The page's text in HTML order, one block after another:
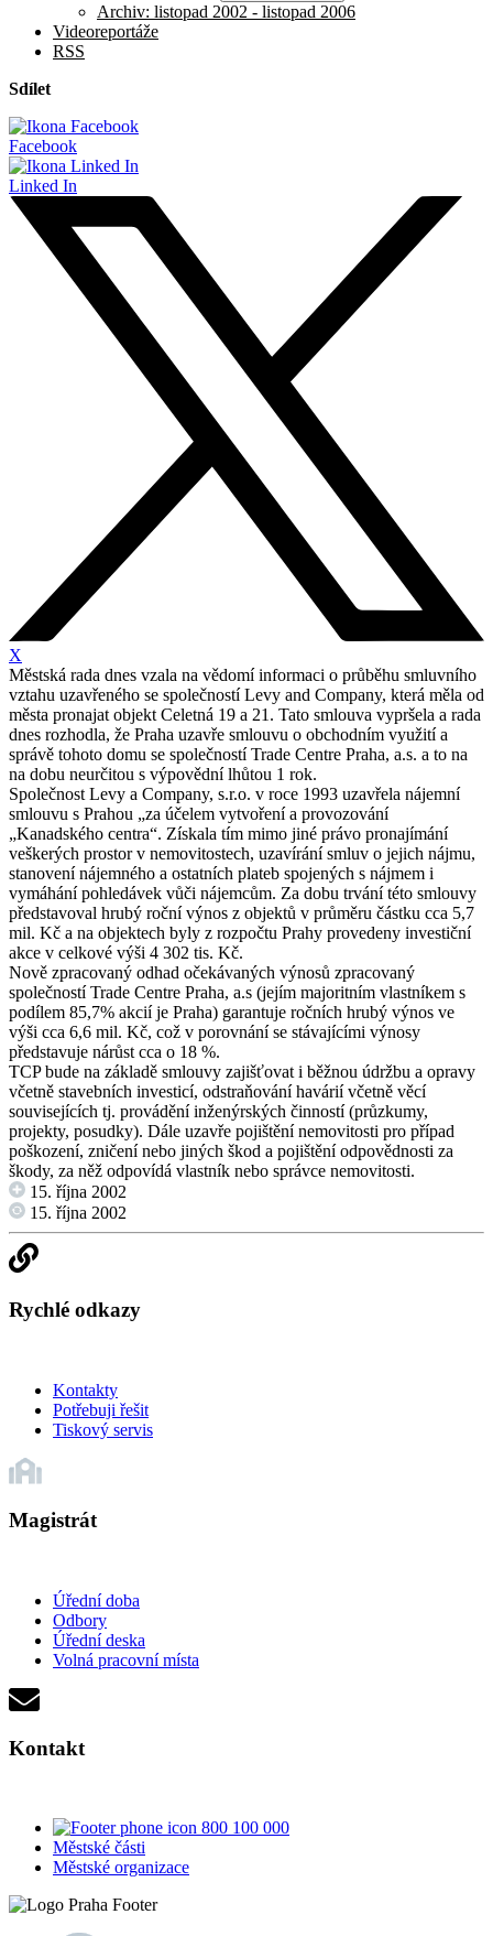
Archiv: listopad 2002 - listopad 2006
Videoreportáže
RSS
Sdílet
Facebook
Linked In
X
Městská rada dnes vzala na vědomí informaci o průběhu smluvního
vztahu uzavřeného se společností Levy and Company, která měla od
města pronajat objekt Celetná 19 a 21. Tato smlouva vypršela a rada
dnes rozhodla, že Praha uzavře smlouvu o obchodním využití a
správě tohoto domu se společností Trade Centre Praha, a.s. a to na
na dobu neurčitou s výpovědní lhůtou 1 rok.
Společnost Levy a Company, s.r.o. v roce 1993 uzavřela nájemní
smlouvu s Prahou „za účelem vytvoření a provozování
„Kanadského centra“. Získala tím mimo jiné právo pronajímání
veškerých prostor v nemovitostech, uzavírání smluv o jejich nájmu,
stanovení nájemného a ostatních plateb spojených s nájmem i
vymáhání pohledávek vůči nájemcům. Za dobu trvání této smlouvy
představoval hrubý roční výnos z objektů v průměru částku cca 5,7
mil. Kč a na objektech byly z rozpočtu Prahy provedeny investiční
akce v celkové výši 4 302 tis. Kč.
Nově zpracovaný odhad očekávaných výnosů zpracovaný
společností Trade Centre Praha, a.s (jejím majoritním vlastníkem s
podílem 85,7% akcií je Praha) garantuje ročních hrubý výnos ve
výši cca 6,6 mil. Kč, což v porovnání se stávajícími výnosy
představuje nárůst cca o 18 %.
TCP bude na základě smlouvy zajišťovat i běžnou údržbu a opravy
včetně stavebních investicí, odstraňování havárií včetně věcí
souvisejících tj. provádění inženýrských činností (průzkumy,
projekty, posudky). Dále uzavře pojištění nemovitosti pro případ
poškození, zničení nebo jiných škod a pojištění odpovědnosti za
škody, za něž odpovídá vlastník nebo správce nemovitosti.
15. října 2002
15. října 2002
Rychlé odkazy
Kontakty
Potřebuji řešit
Tiskový servis
Magistrát
Úřední doba
Odbory
Úřední deska
Volná pracovní místa
Kontakt
800 100 000
Městské části
Městské organizace